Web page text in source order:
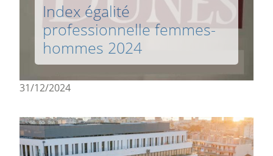
Index égalité
professionnelle femmes-
hommes 2024
31/12/2024